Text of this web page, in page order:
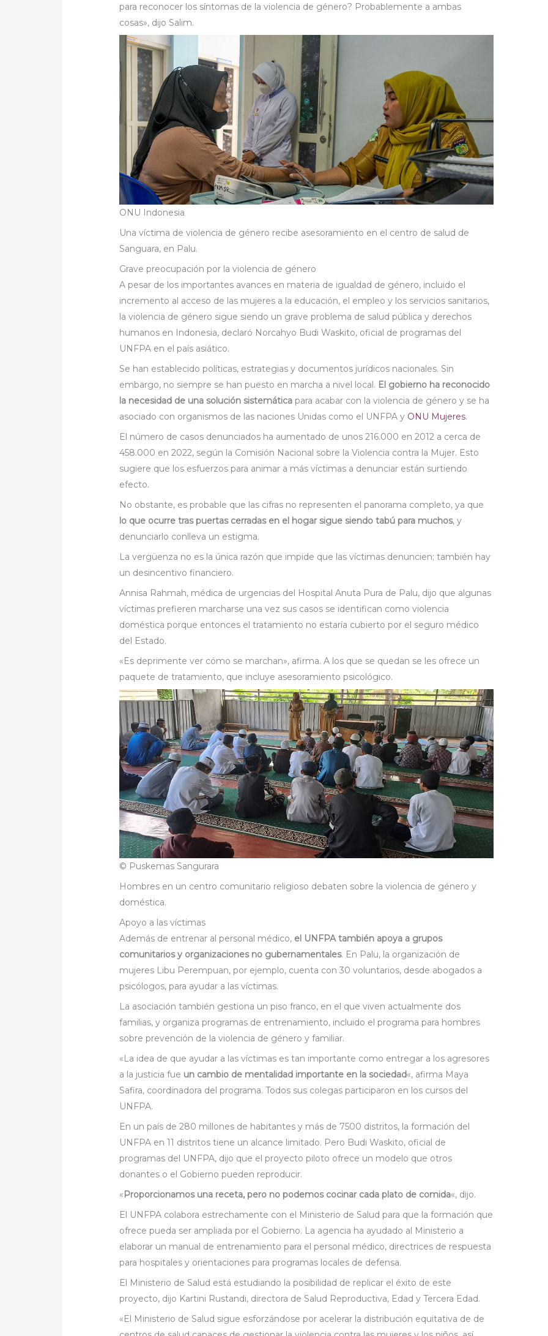
para reconocer los síntomas de la violencia de género? Probablemente a ambas
cosas», dijo Salim.
ONU Indonesia
Una víctima de violencia de género recibe asesoramiento en el centro de salud de
Sanguara, en Palu.
Grave preocupación por la violencia de género
A pesar de los importantes avances en materia de igualdad de género, incluido el
incremento al acceso de las mujeres a la educación, el empleo y los servicios sanitarios,
la violencia de género sigue siendo un grave problema de salud pública y derechos
humanos en Indonesia, declaró Norcahyo Budi Waskito, oficial de programas del
UNFPA en el país asiático.
Se han establecido políticas, estrategias y documentos jurídicos nacionales. Sin
embargo, no siempre se han puesto en marcha a nivel local. El gobierno ha reconocido
la necesidad de una solución sistemática para acabar con la violencia de género y se ha
asociado con organismos de las naciones Unidas como el UNFPA y ONU Mujeres.
El número de casos denunciados ha aumentado de unos 216.000 en 2012 a cerca de
458.000 en 2022, según la Comisión Nacional sobre la Violencia contra la Mujer. Esto
sugiere que los esfuerzos para animar a más víctimas a denunciar están surtiendo
efecto.
No obstante, es probable que las cifras no representen el panorama completo, ya que
lo que ocurre tras puertas cerradas en el hogar sigue siendo tabú para muchos, y
denunciarlo conlleva un estigma.
La vergüenza no es la única razón que impide que las víctimas denuncien; también hay
un desincentivo financiero.
Annisa Rahmah, médica de urgencias del Hospital Anuta Pura de Palu, dijo que algunas
víctimas prefieren marcharse una vez sus casos se identifican como violencia
doméstica porque entonces el tratamiento no estaría cubierto por el seguro médico
del Estado.
«Es deprimente ver cómo se marchan», afirma. A los que se quedan se les ofrece un
paquete de tratamiento, que incluye asesoramiento psicológico.
© Puskemas Sangurara
Hombres en un centro comunitario religioso debaten sobre la violencia de género y
doméstica.
Apoyo a las víctimas
Además de entrenar al personal médico, el UNFPA también apoya a grupos
comunitarios y organizaciones no gubernamentales. En Palu, la organización de
mujeres Libu Perempuan, por ejemplo, cuenta con 30 voluntarios, desde abogados a
psicólogos, para ayudar a las víctimas.
La asociación también gestiona un piso franco, en el que viven actualmente dos
familias, y organiza programas de entrenamiento, incluido el programa para hombres
sobre prevención de la violencia de género y familiar.
«La idea de que ayudar a las víctimas es tan importante como entregar a los agresores
a la justicia fue un cambio de mentalidad importante en la sociedad«, afirma Maya
Safira, coordinadora del programa. Todos sus colegas participaron en los cursos del
UNFPA.
En un país de 280 millones de habitantes y más de 7500 distritos, la formación del
UNFPA en 11 distritos tiene un alcance limitado. Pero Budi Waskito, oficial de
programas del UNFPA, dijo que el proyecto piloto ofrece un modelo que otros
donantes o el Gobierno pueden reproducir.
«Proporcionamos una receta, pero no podemos cocinar cada plato de comida«, dijo.
El UNFPA colabora estrechamente con el Ministerio de Salud para que la formación que
ofrece pueda ser ampliada por el Gobierno. La agencia ha ayudado al Ministerio a
elaborar un manual de entrenamiento para el personal médico, directrices de respuesta
para hospitales y orientaciones para programas locales de defensa.
El Ministerio de Salud está estudiando la posibilidad de replicar el éxito de este
proyecto, dijo Kartini Rustandi, directora de Salud Reproductiva, Edad y Tercera Edad.
«El Ministerio de Salud sigue esforzándose por acelerar la distribución equitativa de de